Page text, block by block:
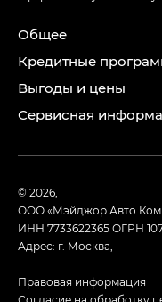
Общее
Кредитные
Выгоды и цены
Сервисная
© 2026,
ООО «Мэйджор Авто
ИНН 7733622365ОГРН
Адрес: г. Москва,
Правовая информация
Согласие на обработку